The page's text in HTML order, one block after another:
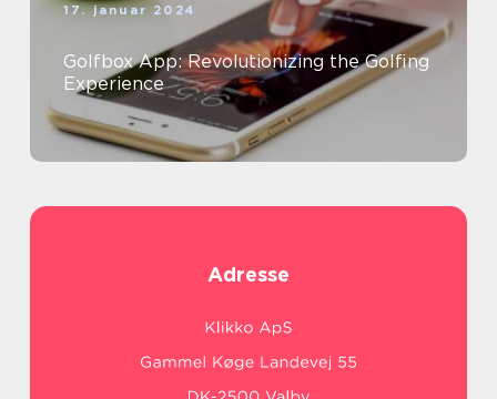
17. januar 2024
Golfbox App: Revolutionizing the Golfing
Experience
Adresse